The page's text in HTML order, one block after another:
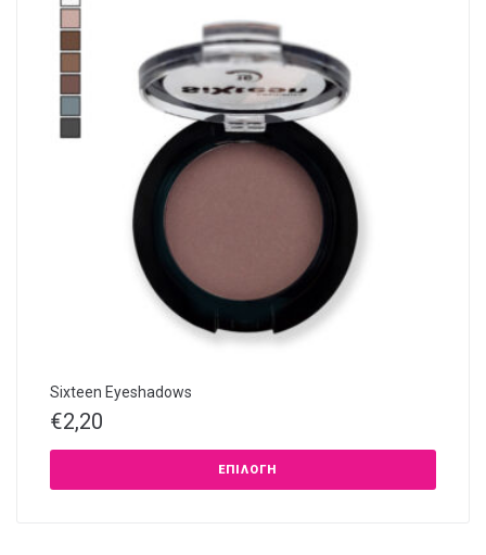
Sixteen Eyeshadows
€2,20
ΕΠΙΛΟΓΉ